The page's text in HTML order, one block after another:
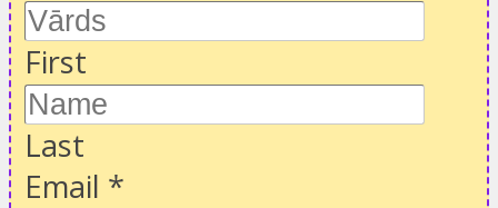
First
Last
Email *